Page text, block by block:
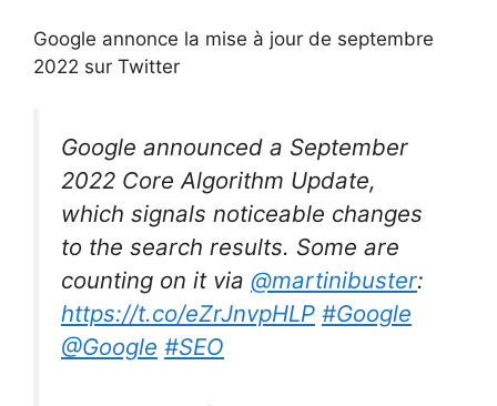
Google annonce la mise à jour de septembre
2022 sur Twitter
Google announced a September
2022 Core Algorithm Update,
which signals noticeable changes
to the search results. Some are
counting on it via @martinibuster:
https://t.co/eZrJnvpHLP #Google
@Google #SEO